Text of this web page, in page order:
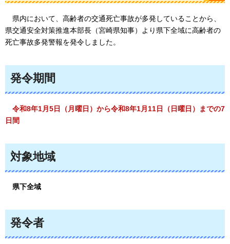
県内において、高齢者の交通死亡事故が多発していることから、
県交通安全対策推進本部長（宮崎県知事）より県下全域に高齢者の
死亡事故多発警報を発令しました。
発令期間
令和8年1月5日（月曜日）から令和8年1月11日（日曜日）までの7
日間
対象地域
県下全域
発令者